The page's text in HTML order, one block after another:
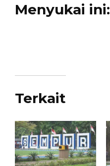
Menyukai ini:
Terkait